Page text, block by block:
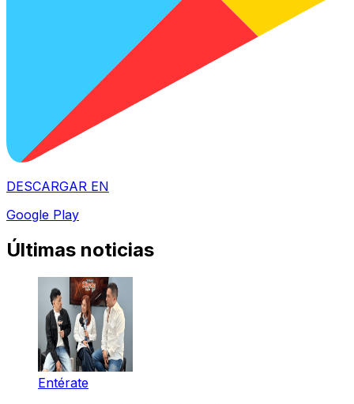
DESCARGAR EN
Google Play
Últimas noticias
Entérate